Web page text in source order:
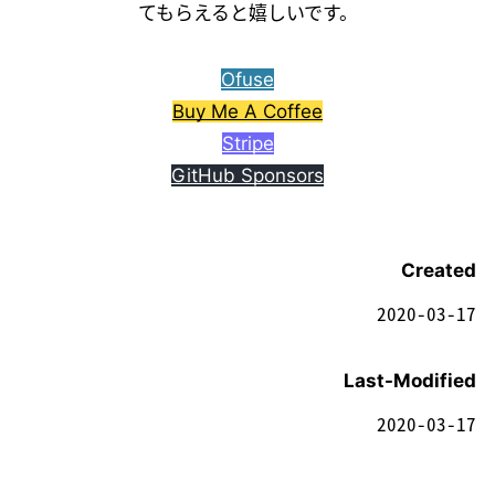
てもらえると嬉しいです。
Ofuse
Buy Me A Coffee
Stripe
GitHub Sponsors
Created
2020-03-17
Last-Modified
2020-03-17